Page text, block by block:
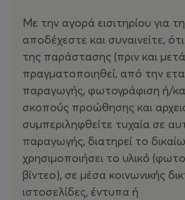
Με την αγορά εισιτηρίου για
αποδέχεστε και συναινείτε,
της παράστασης (πριν και
πραγματοποιηθεί, από την
παραγωγής, φωτογράφιση ή/
σκοπούς προώθησης και
συμπεριληφθείτε τυχαία σε
παραγωγής, διατηρεί το
χρησιμοποιήσει το υλικό
βίντεο), σε μέσα κοινωνικής
ιστοσελίδες, έντυπα ή